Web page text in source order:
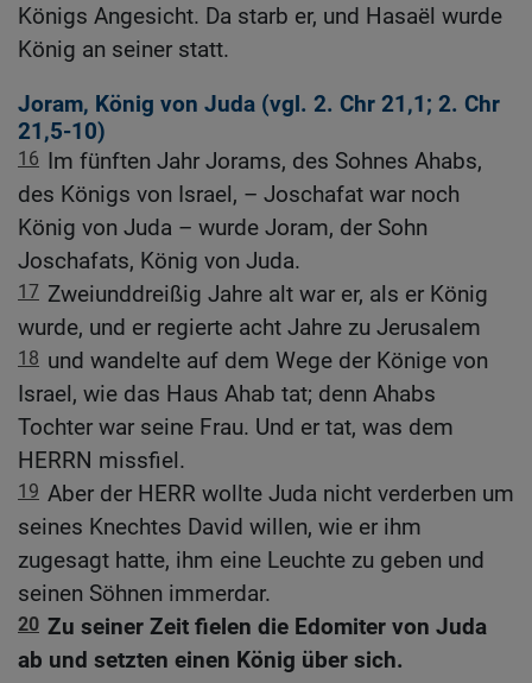
Königs Angesicht. Da starb er, und Hasaël wurde
König an seiner statt.
Joram, König von Juda (vgl. 2. Chr 21,1; 2. Chr
21,5-10)
16 Im fünften Jahr Jorams, des Sohnes Ahabs,
des Königs von Israel, – Joschafat war noch
König von Juda – wurde Joram, der Sohn
Joschafats, König von Juda.
17 Zweiunddreißig Jahre alt war er, als er König
wurde, und er regierte acht Jahre zu Jerusalem
18 und wandelte auf dem Wege der Könige von
Israel, wie das Haus Ahab tat; denn Ahabs
Tochter war seine Frau. Und er tat, was dem
HERRN missfiel.
19 Aber der HERR wollte Juda nicht verderben um
seines Knechtes David willen, wie er ihm
zugesagt hatte, ihm eine Leuchte zu geben und
seinen Söhnen immerdar.
20 Zu seiner Zeit fielen die Edomiter von Juda
ab und setzten einen König über sich.